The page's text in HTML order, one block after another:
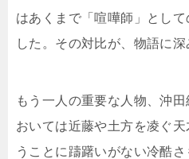
はあくまで「喧嘩師」とし
した。その対比が、物語に深
もう一人の重要な人物、沖
おいては近藤や土方を凌ぐ
うことに躊躇いがない冷酷